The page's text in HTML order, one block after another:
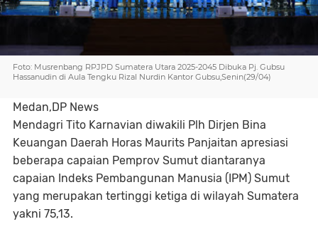
Foto: Musrenbang RPJPD Sumatera Utara 2025-2045 Dibuka Pj. Gubsu
Hassanudin di Aula Tengku Rizal Nurdin Kantor Gubsu,Senin(29/04)
Medan,DP News
Mendagri Tito Karnavian diwakili Plh Dirjen Bina
Keuangan Daerah Horas Maurits Panjaitan apresiasi
beberapa capaian Pemprov Sumut diantaranya
capaian Indeks Pembangunan Manusia (IPM) Sumut
yang merupakan tertinggi ketiga di wilayah Sumatera
yakni 75,13.